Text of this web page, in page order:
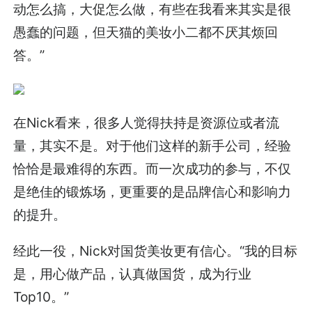
动怎么搞，大促怎么做，有些在我看来其实是很
愚蠢的问题，但天猫的美妆小二都不厌其烦回
答。”
在Nick看来，很多人觉得扶持是资源位或者流
量，其实不是。对于他们这样的新手公司，经验
恰恰是最难得的东西。而一次成功的参与，不仅
是绝佳的锻炼场，更重要的是品牌信心和影响力
的提升。
经此一役，Nick对国货美妆更有信心。“我的目标
是，用心做产品，认真做国货，成为行业
Top10。”